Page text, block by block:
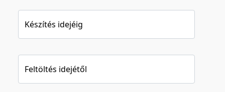
Készítés idejéig
Feltöltés idejétől